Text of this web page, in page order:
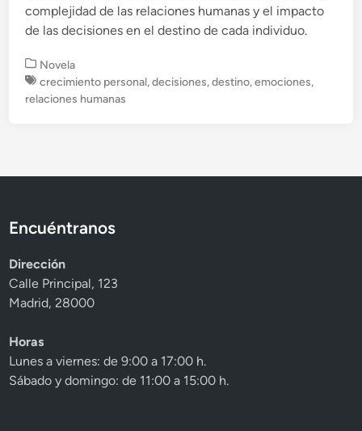
complejidad de las relaciones humanas y el impacto
de las decisiones en el destino de cada individuo.
P
u
b
n
Novela
crecimiento personal,decisiones,destino,emociones,
relaciones humanas
Encuéntranos
Dirección
Calle Principal, 123
Madrid, 28000
Horas
Lunes a viernes: de 9:00 a 17:00 h.
Sábado y domingo: de 11:00 a 15:00 h.